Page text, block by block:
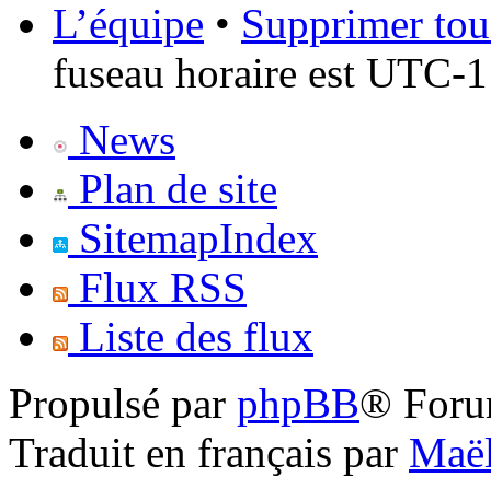
L’équipe • Supprimer
fuseau horaire est UTC-
News
Plan de site
SitemapIndex
Flux RSS
Liste des flux
Propulsé par phpBB®
Traduit en français par